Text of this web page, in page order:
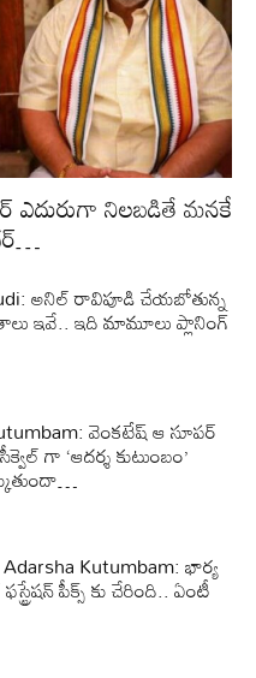
ఎదురుగా నిలబడితే మనకే
అనిల్ రావిపూడి చేయబోతున్న
ఇవే.. ఇది మామూలు ప్లానింగ్
వెంకటేష్ ఆ సూపర్
గా ‘ఆదర్శ కుటుంబం’
Kutumbam: భార్య
పీక్స్ కు చేరింది.. ఏంటీ